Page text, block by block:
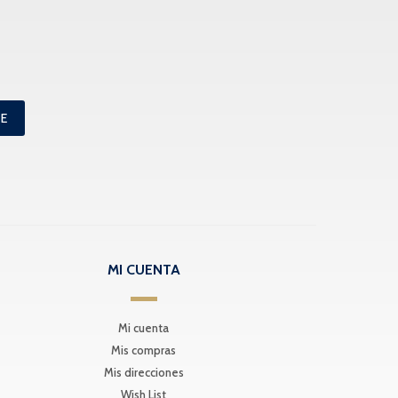
MI CUENTA
Mi cuenta
Mis compras
Mis direcciones
Wish List